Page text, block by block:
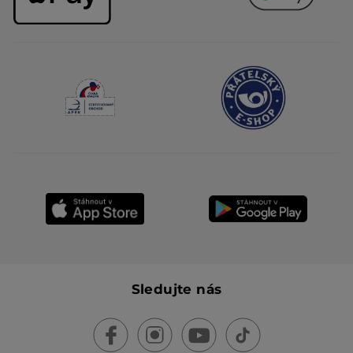
Sledujte nás